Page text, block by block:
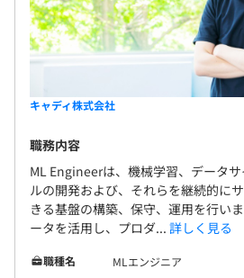
キャディ株式会社
職務内容
ML Engineerは、機械学習、データ
ルの開発および、それらを継続的に
きる基盤の構築、保守、運用を行い
ータを活用し、プロダ... 詳しく見る
職種名
MLエンジニア